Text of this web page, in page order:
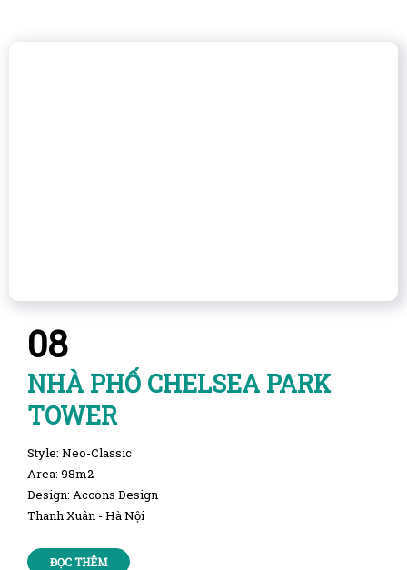
08
NHÀ PHỐ CHELSEA PARK
TOWER
Style: Neo-Classic
Area: 98m2
Design: Accons Design
Thanh Xuân - Hà Nội
ĐỌC THÊM